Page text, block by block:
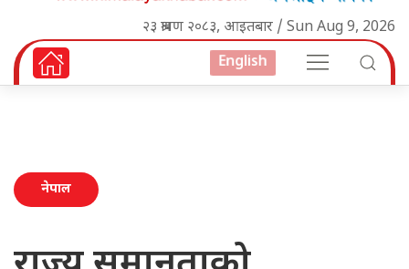
२३ श्रावण २०८३, आइतबार / Sun Aug 9, 2026
English
नेपाल